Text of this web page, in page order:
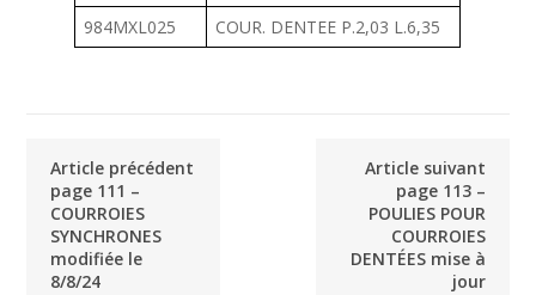
984MXL025
COUR. DENTEE P.2,03 L.6,35
Article précédent
page 111 –
COURROIES
SYNCHRONES
modifiée le
8/8/24
Article suivant
page 113 –
POULIES POUR
COURROIES
DENTÉES mise à
jour